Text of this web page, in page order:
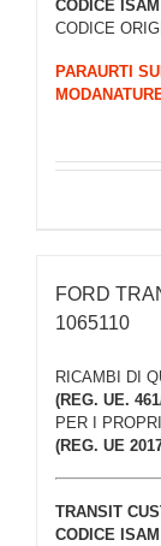
CODICE
CODICE
PARAURTI
FORD
1065110
RICAMBI DI
(REG. UE.
PER I
(REG. UE
TRANSIT
CODICE